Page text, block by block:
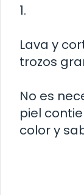
1.
Lava y
trozos
No es
piel
color y